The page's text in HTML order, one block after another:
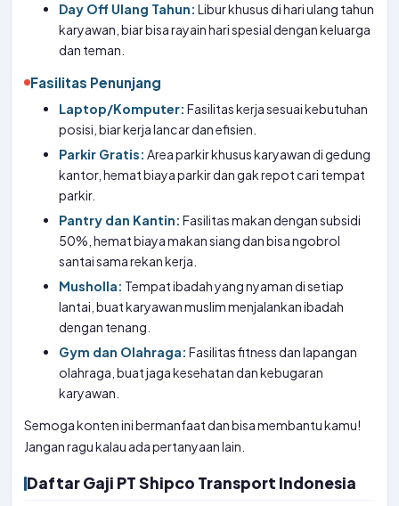
Day Off Ulang Tahun: Libur khusus di hari ulang tahun
karyawan, biar bisa rayain hari spesial dengan keluarga
dan teman.
Fasilitas Penunjang
Laptop/Komputer: Fasilitas kerja sesuai kebutuhan
posisi, biar kerja lancar dan efisien.
Parkir Gratis: Area parkir khusus karyawan di gedung
kantor, hemat biaya parkir dan gak repot cari tempat
parkir.
Pantry dan Kantin: Fasilitas makan dengan subsidi
50%, hemat biaya makan siang dan bisa ngobrol
santai sama rekan kerja.
Musholla: Tempat ibadah yang nyaman di setiap
lantai, buat karyawan muslim menjalankan ibadah
dengan tenang.
Gym dan Olahraga: Fasilitas fitness dan lapangan
olahraga, buat jaga kesehatan dan kebugaran
karyawan.
Semoga konten ini bermanfaat dan bisa membantu kamu!
Jangan ragu kalau ada pertanyaan lain.
Daftar Gaji PT Shipco Transport Indonesia